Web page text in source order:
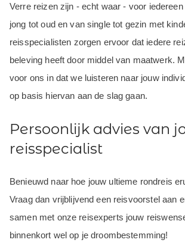
Verre reizen zijn - echt waar - voor
jong tot oud en van single tot gezin met
reisspecialisten zorgen ervoor dat iedere
beleving heeft door middel van maatwerk.
voor ons in dat we luisteren naar jouw
op basis hiervan aan de slag gaan.
Persoonlijk advies van
reisspecialist
Benieuwd naar hoe jouw ultieme rondreis
Vraag dan vrijblijvend een reisvoorstel aan
samen met onze reisexperts jouw
binnenkort wel op je droombestemming!